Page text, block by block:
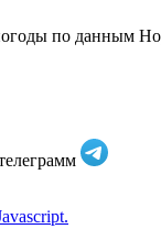
по данным